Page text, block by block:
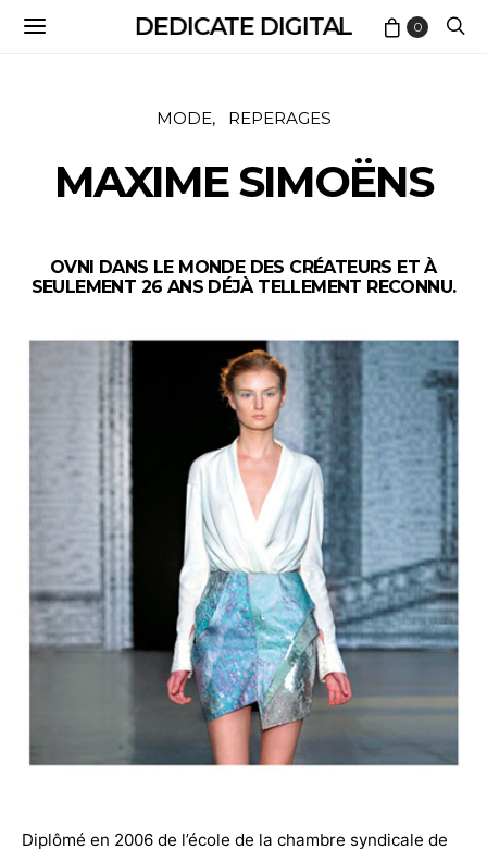
DEDICATE DIGITAL 0
MODE REPERAGES
MAXIME SIMOËNS
OVNI DANS LE MONDE DES CRÉATEURS ET À
SEULEMENT 26 ANS DÉJÀ TELLEMENT RECONNU.
Diplômé en 2006 de l’école de la chambre syndicale de